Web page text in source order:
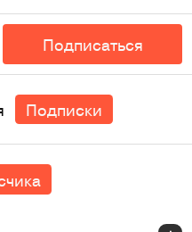
Подписаться
Подписки